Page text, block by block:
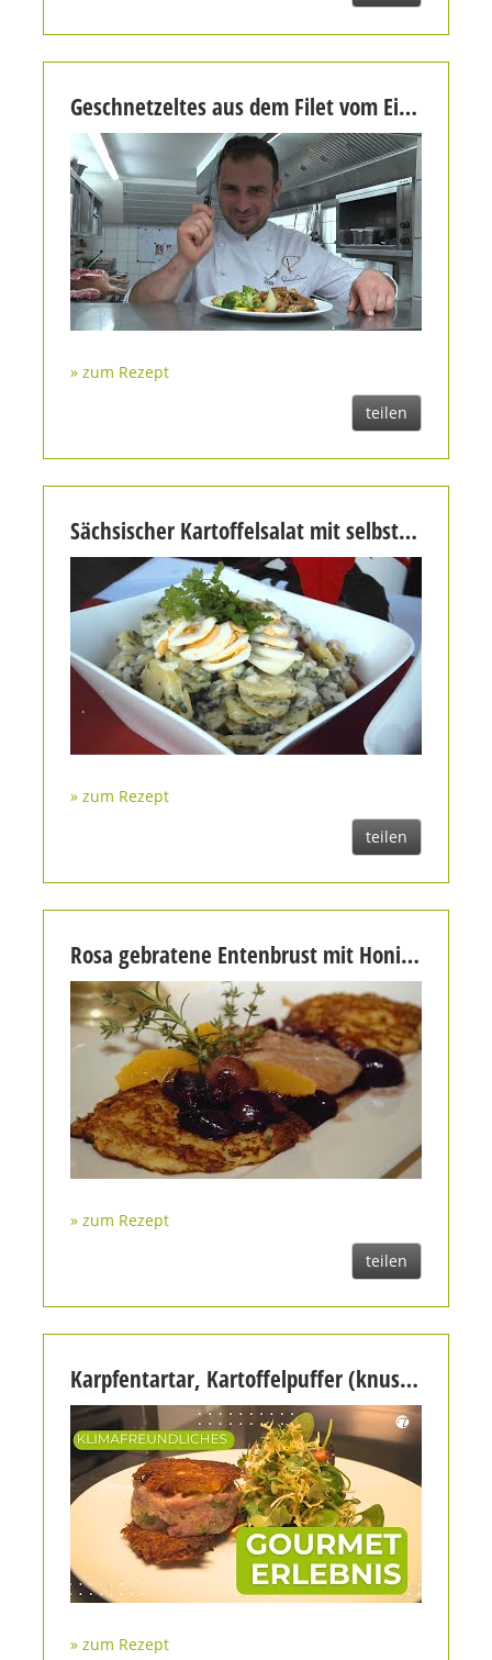
Geschnetzeltes aus dem Filet vom Eichelschwein mit Kartoffelrösti und Gemüse
» zum Rezept
teilen
Sächsischer Kartoffelsalat mit selbstgemachter Mayonnaise
» zum Rezept
teilen
Rosa gebratene Entenbrust mit Honig glasiert mit Rotweinschalotten und Kartoffel-Schinken-Rösti
» zum Rezept
teilen
Karpfentartar, Kartoffelpuffer (knusprig) an Vogelbeeren- Wildkräutersalat
» zum Rezept